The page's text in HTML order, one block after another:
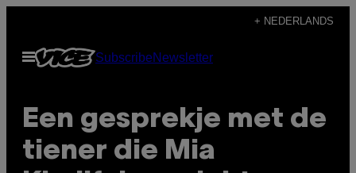
de
+ NEDERLANDS
Open
menu
SubscribeNewsletter
Een gesprekje met de
tiener die Mia